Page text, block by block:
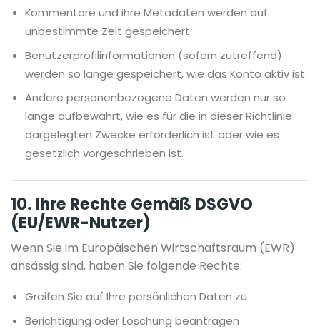
Kommentare und ihre Metadaten werden auf
unbestimmte Zeit gespeichert.
Benutzerprofilinformationen (sofern zutreffend)
werden so lange gespeichert, wie das Konto aktiv ist.
Andere personenbezogene Daten werden nur so
lange aufbewahrt, wie es für die in dieser Richtlinie
dargelegten Zwecke erforderlich ist oder wie es
gesetzlich vorgeschrieben ist.
10. Ihre Rechte Gemäß DSGVO
(EU/EWR-Nutzer)
Wenn Sie im Europäischen Wirtschaftsraum (EWR)
ansässig sind, haben Sie folgende Rechte:
Greifen Sie auf Ihre persönlichen Daten zu
Berichtigung oder Löschung beantragen